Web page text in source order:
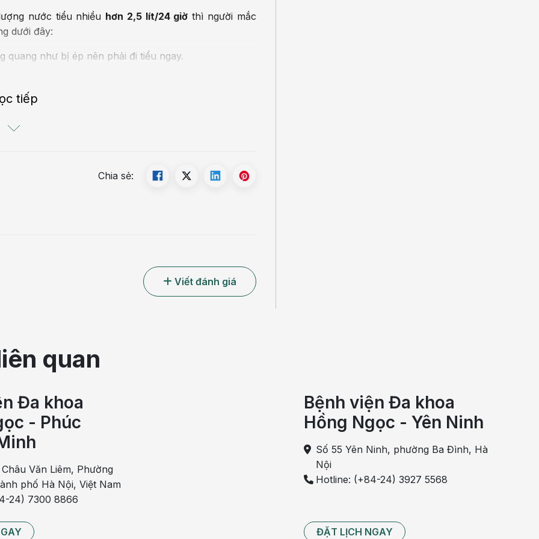
nước tiểu nhiều hơn 2,5 lít/24 giờ thì người mắc
dưới đây:
quang như bị ép nên phải đi tiểu ngay.
hoặc từng lúc.
dầm.
tiếp
Chia sẻ:
Viết đánh giá
quan
Đa khoa
- Phúc
Văn Liêm, Phường
phố Hà Nội, Việt Nam
24) 7300 8866
Bệnh viện Đa khoa
Hồng Ngọc - Yên Ninh
Số 55 Yên Ninh, phường Ba Đình, Hà
Nội
Hotline: (+84-24) 3927 5568
ĐẶT LỊCH NGAY